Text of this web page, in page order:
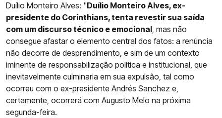
Duílio Monteiro Alves: "Duílio Monteiro Alves, ex-
presidente do Corinthians, tenta revestir sua saída
com um discurso técnico e emocional, mas não
consegue afastar o elemento central dos fatos: a renúncia
não decorre de desprendimento, e sim de um contexto
iminente de responsabilização política e institucional, que
inevitavelmente culminaria em sua expulsão, tal como
ocorreu com o ex-presidente Andrés Sanchez e,
certamente, ocorrerá com Augusto Melo na próxima
segunda-feira.